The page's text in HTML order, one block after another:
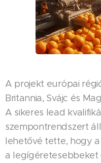
A projekt európai
Britannia, Svájc és
A sikeres lead
szempontrendszert
lehetővé tette, hogy
a legígéretesebbeket